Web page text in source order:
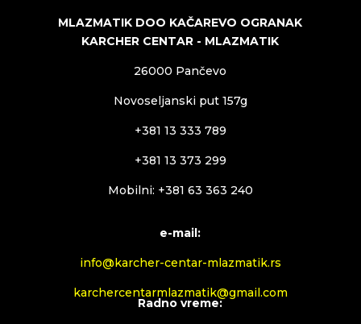
MLAZMATIK DOO KAČAREVO OGRANAK
KARCHER CENTAR - MLAZMATIK
26000 Pančevo
Novoseljanski put 157g
+381 13 333 789
+381 13 373 299
Mobilni: +381 63 363 240
e-mail:
info@karcher-centar-mlazmatik.rs
karchercentarmlazmatik@gmail.com
Radno vreme: